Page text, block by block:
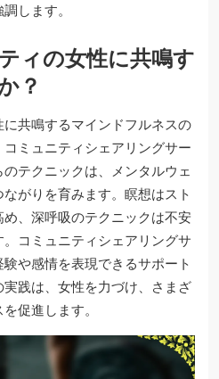
します。
ィの女性に共鳴す
？
共鳴するマインドフルネスの
ミュニティシェアリングサー
テクニックは、メンタルウェ
がりを育みます。瞑想はスト
、深呼吸のテクニックは不安
コミュニティシェアリングサ
や感情を表現できるサポート
践は、女性を力づけ、さまざ
促進します。